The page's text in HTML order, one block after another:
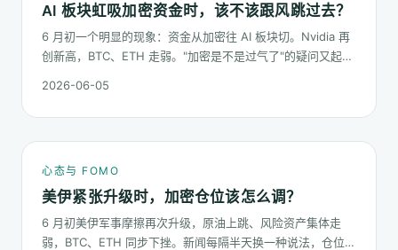
AI 板块虹吸加密资金时，该不该跟风跳过去？
6 月初一个明显的现象：资金从加密往 AI 板块切。Nvidia 再
创新高，BTC、ETH 走弱。"加密是不是过气了"的疑问又起来
2026-06-05
心态与 FOMO
美伊紧张升级时，加密仓位该怎么调？
6 月初美伊军事摩擦再次升级，原油上跳、风险资产集体走
弱，BTC、ETH 同步下挫。新闻每隔半天换一种说法，仓位却